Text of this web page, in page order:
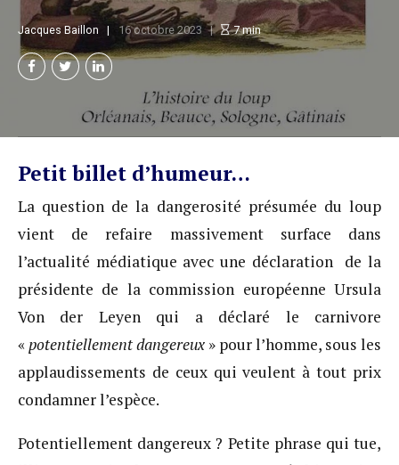
Jacques Baillon 16 octobre 2023 7min
Petit billet d’humeur…
La question de la dangerosité présumée du loup
vient de refaire massivement surface dans
l’actualité médiatique avec une déclaration de la
présidente de la commission européenne Ursula
Von der Leyen qui a déclaré le carnivore
«potentiellement dangereux » pour l’homme, sous les
applaudissements de ceux qui veulent à tout prix
condamner l’espèce.
Potentiellement dangereux ? Petite phrase qui tue,